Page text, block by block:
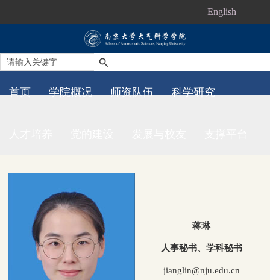
English
首页 学院概况 师资队伍 科学研究
蒋琳
人事秘书、学科秘书
jianglin@nju.edu.cn